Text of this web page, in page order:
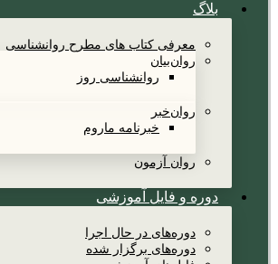
بلاگ
معرفی کتاب های مطرح روانشناسی
روان‌بیان
روانشناسی روز
روان‌خبر
خبرنامه ماروم
روان آزمون
دوره و فایل آموزشی
دوره‌های در حال اجرا
دوره‌های برگزار شده